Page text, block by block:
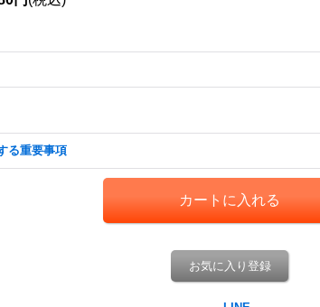
る重要事項
お気に入り登録